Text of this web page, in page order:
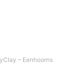
– Eenhoorns